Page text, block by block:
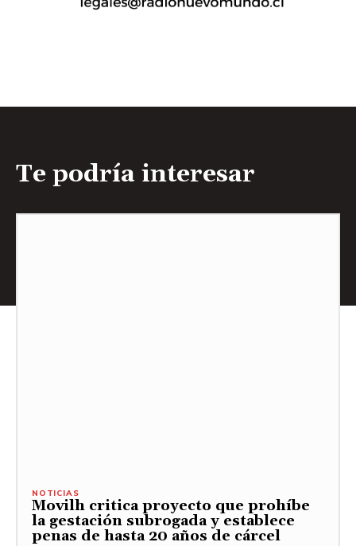
Te podría interesar
NOTICIAS
Movilh critica proyecto que prohíbe
la gestación subrogada y establece
penas de hasta 20 años de cárcel